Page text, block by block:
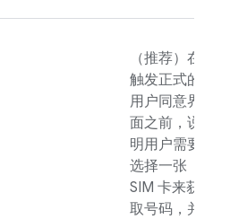
（推荐）在
触发正式的
用户同意界
面之前，说
明用户需要
选择一张
SIM 卡来获
取号码，并